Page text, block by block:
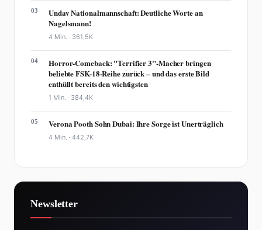
03
Undav Nationalmannschaft: Deutliche Worte an
Nagelsmann!
4 Min. · 361,5K
04
Horror-Comeback: "Terrifier 3"-Macher bringen
beliebte FSK-18-Reihe zurück – und das erste Bild
enthüllt bereits den wichtigsten
1 Min. · 384,4K
05 Verona Pooth Sohn Dubai: Ihre Sorge ist Unerträglich
4 Min. ·442,7K
Newsletter